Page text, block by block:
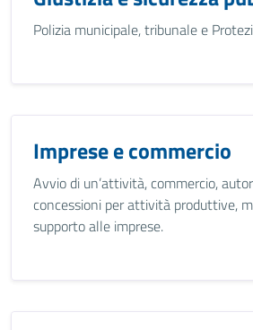
Polizia municipale, tribunale e
Imprese e commercio
Avvio di un’attività, commercio,
concessioni per attività produttive,
supporto alle imprese.